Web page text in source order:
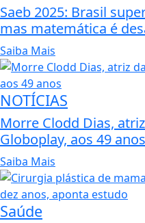
Saeb 2025: Brasil
mas matemática é
Saiba Mais
NOTÍCIAS
Morre Clodd Dias,
Globoplay, aos 49 anos
Saiba Mais
Saúde